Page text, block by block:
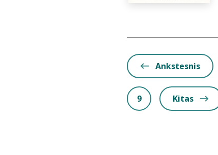
Ankstesnis
9 Kitas